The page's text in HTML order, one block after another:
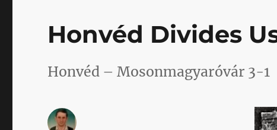
Honvéd Divides
Honvéd – Mosonmagyaróvár 3-1